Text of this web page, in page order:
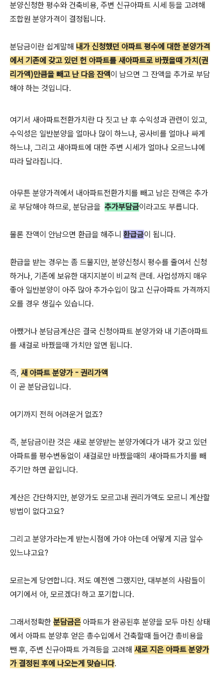
분양신청한 평수와 건축비용, 주변 신규아파트 시세 등을 고려해
조합원 분양가격이 결정됩니다.
분담금이란 쉽게말해 내가 신청했던 아파트 평수에 대한 분양가격
에서 기존에 갖고 있던 헌 아파트를 새아파트로 바꿨을때 가치(권
리가액)만큼을 빼고 난 다음 잔액이 남으면 그 잔액을 추가로 부담
해야 하는 것입니다.
여기서 새아파트전환가치란 다 짓고 난 후 수익성과 관련이 있고,
수익성은 일반분양을 얼마나 많이 하느냐, 공사비를 얼마나 싸게
하느냐, 그리고 새아파트에 대한 주변 시세가 얼마나 오르느냐에
따라 달라집니다.
아무튼 분양가격에서 내아파트전환가치를 빼고 남은 잔액은 추가
로 부담해야 하므로, 분담금을 추가부담금이라고도 부릅니다.
물론 잔액이 안남으면 환급을 해주니 환급금이 됩니다.
환급을 받는 경우는 좀 드물지만, 분양신청시 평수를 줄여서 신청
하거나, 기존에 보유한 대지지분이 비교적 큰데. 사업성까지 매우
좋아 일반분양이 아주 많아 추가수입이 많고 신규아파트 가격까지
오를 경우 생길수 있습니다.
아쨌거나 분담금계산은 결국 신청아파트 분양가와 내 기존아파트
를 새걸로 바꿨을때 가치만 알면 됩니다.
즉, 새 아파트 분양가 - 권리가액
이 곧 분담금입니다.
여기까지 전혀 어려운거 없죠?
즉, 분담금이란 것은 새로 분양받는 분양가에다가 내가 갖고 있던
아파트를 평수변동없이 새걸로만 바꿨을때의 새아파트가치를 빼
주기만 하면 끝입니다.
계산은 간단하지만, 분양가도 모르고내 권리가액도 모르니 계산할
방법이 없다고요?
그리고 분양가라는게 받는시점에 가야 아는데 어떻게 지금 알수
있느냐고요?
모르는게 당연합니다. 저도 예전엔 그랬지만, 대부분의 사람들이
여기에서 아, 모르겠다! 하고 포기합니다.
그래서정확한 분담금은 아파트가 완공된후 분양을 모두 마친 상태
에서 아파트 분양후 얻은 총수입에서 건축할때 들어간 총비용을
뺀 후, 주변 신규아파트 가격등을 고려해 새로 지은 아파트 분양가
가 결정된 후에 나오는게 맞습니다.